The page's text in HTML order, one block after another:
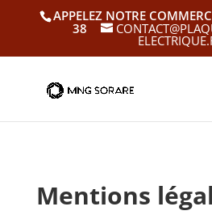
APPELEZ NOTRE
38
Mentions